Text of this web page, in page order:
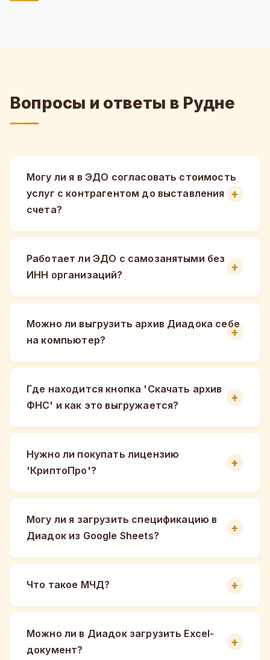
Вопросы и ответы в Рудне
Могу ли я в ЭДО согласовать стоимость
услуг с контрагентом до выставления
счета?
Работает ли ЭДО с самозанятыми без
ИНН организаций?
Можно ли выгрузить архив Диадока себе
на компьютер?
Где находится кнопка 'Скачать архив
ФНС' и как это выгружается?
Нужно ли покупать лицензию
'КриптоПро'?
Могу ли я загрузить спецификацию в
Диадок из Google Sheets?
Что такое МЧД?
Можно ли в Диадок загрузить Excel-
документ?